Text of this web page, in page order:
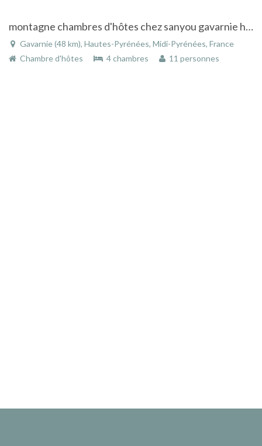
montagne chambres d'hôtes chez sanyou gavarnie hautes pyrénées france
Gavarnie (48 km), Hautes-Pyrénées, Midi-Pyrénées, France
Chambre d'hôtes
4 chambres 11 personnes